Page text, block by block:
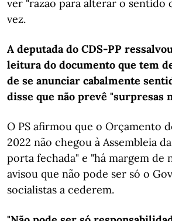
ver "razão para alterar o sentido
vez.
A deputada do CDS-PP
leitura do documento que tem
de se anunciar cabalmente
disse que não prevê "surpresas
O PS afirmou que o Orçamento
2022 não chegou à Assembleia
porta fechada" e "há margem de
avisou que não pode ser só o
socialistas a cederem.